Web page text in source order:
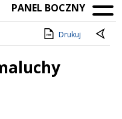
PANEL BOCZNY
Drukuj